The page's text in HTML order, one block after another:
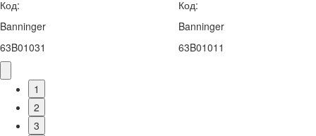
Код:
Banninger
63B01031
Код:
Banninger
63B01011
1
2
3